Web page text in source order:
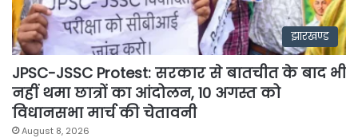
झारखण्ड
JPSC-JSSC Protest: सरकार से बातचीत के बाद भी
नहीं थमा छात्रों का आंदोलन, 10 अगस्त को
विधानसभा मार्च की चेतावनी
August 8, 2026